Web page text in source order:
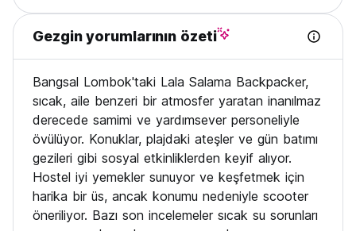
Gezgin yorumlarının özeti
Bangsal Lombok'taki Lala Salama Backpacker,
sıcak, aile benzeri bir atmosfer yaratan inanılmaz
derecede samimi ve yardımsever personeliyle
övülüyor. Konuklar, plajdaki ateşler ve gün batımı
gezileri gibi sosyal etkinliklerden keyif alıyor.
Hostel iyi yemekler sunuyor ve keşfetmek için
harika bir üs, ancak konumu nedeniyle scooter
öneriliyor. Bazı son incelemeler sıcak su sorunları